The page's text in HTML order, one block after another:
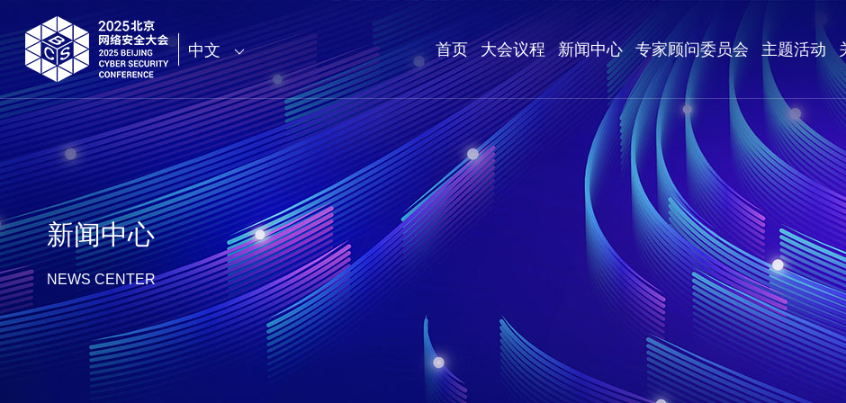
中文 首页 大会议程 新闻中心 专家顾问委员会 主题活动
新闻中心
NEWS CENTER